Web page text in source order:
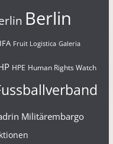
Berlin
Fruit Logistica Galeria
HPE Human Rights Watch
Militärembargo